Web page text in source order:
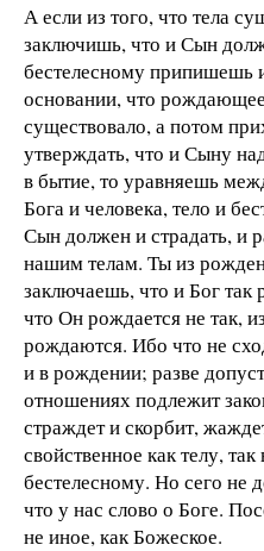
А если из того, что тела
заключишь, что и Сын
бестелесному припишешь
основании, что
существовало, а потом
утверждать, что и Сыну
в бытие, то уравняешь
Бога и человека, тело и
Сын должен и страдать, и
нашим телам. Ты из
заключаешь, что и Бог
что Он рождается не так,
рождаются. Ибо что не
и в рождении; разве
отношениях подлежит
страждет и скорбит,
свойственное как телу,
бестелесному. Но сего не
что у нас слово о Боге.
не иное, как Божеское.